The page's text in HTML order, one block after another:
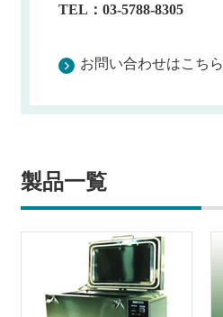
TEL：03-5788-8305
お問い合わせはこちら
製品一覧